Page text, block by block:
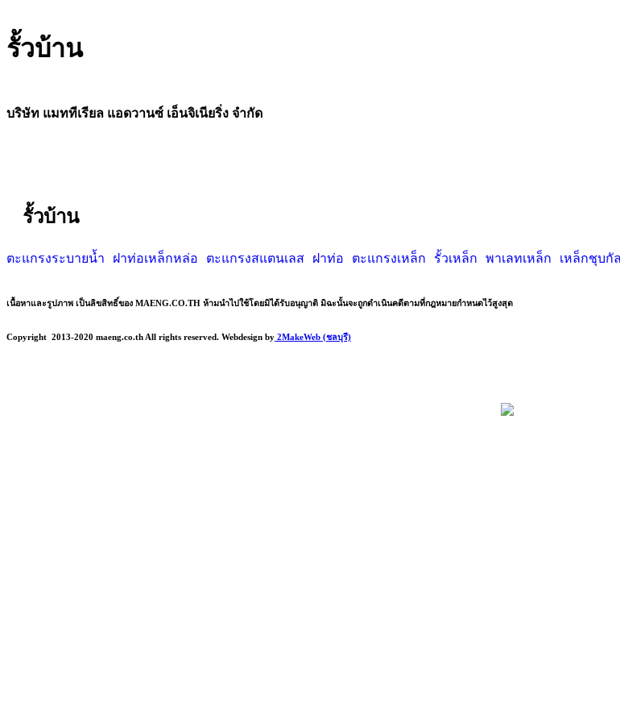
รั้วบ้าน
บริษัท แมททีเรียล แอดวานซ์ เอ็นจิเนียริ่ง จำกัด
รั้วบ้าน
ตะแกรงระบายน้ำ ฝาท่อเหล็กหล่อ ตะแกรงสแตนเลส ฝาท่อ ตะแกรงเหล็ก รั้วเหล็ก พาเลทเหล็ก เหล็กชุบกั
เนื้อหาและรูปภาพ เป็นลิขสิทธิ์ของ MAENG.CO.TH ห้ามนำไปใช้โดยมิได้รับอนุญาติ มิฉะนั้นจะถูกดำเนินคดีตามที่กฎหมายกำหนดไว้สูงสุด
Copyright 2013-2020 maeng.co.th All rights reserved. Webdesign by 2MakeWeb (ชลบุรี)